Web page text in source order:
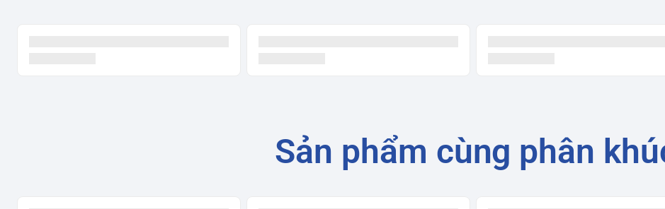
Sản phẩm cùng phân